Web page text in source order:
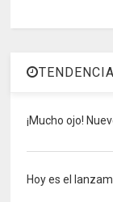
¡Mucho ojo!
Hoy es el